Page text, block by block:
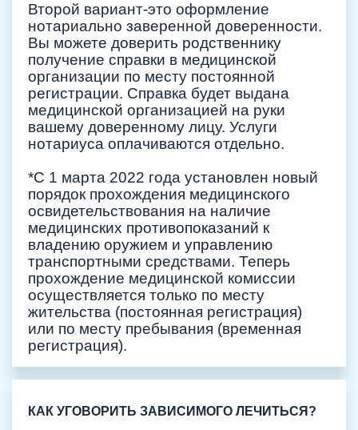
Второй вариант-это оформление
нотариально заверенной доверенности.
Вы можете доверить родственнику
получение справки в медицинской
организации по месту постоянной
регистрации. Справка будет выдана
медицинской организацией на руки
вашему доверенному лицу. Услуги
нотариуса оплачиваются отдельно.
*С 1 марта 2022 года установлен новый
порядок прохождения медицинского
освидетельствования на наличие
медицинских противопоказаний к
владению оружием и управлению
транспортными средствами. Теперь
прохождение медицинской комиссии
осуществляется только по месту
жительства (постоянная регистрация)
или по месту пребывания (временная
регистрация).
КАК УГОВОРИТЬ ЗАВИСИМОГО ЛЕЧИТЬСЯ?